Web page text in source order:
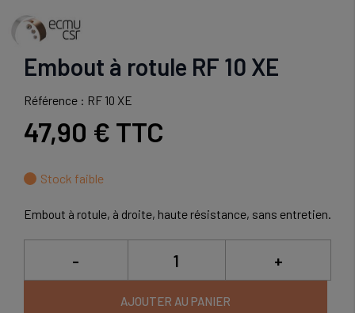
Embout à rotule RF 10 XE
Référence : RF 10 XE
47,90 € TTC
Stock faible
Embout à rotule, à droite, haute résistance, sans entretien.
- +
AJOUTER AU PANIER